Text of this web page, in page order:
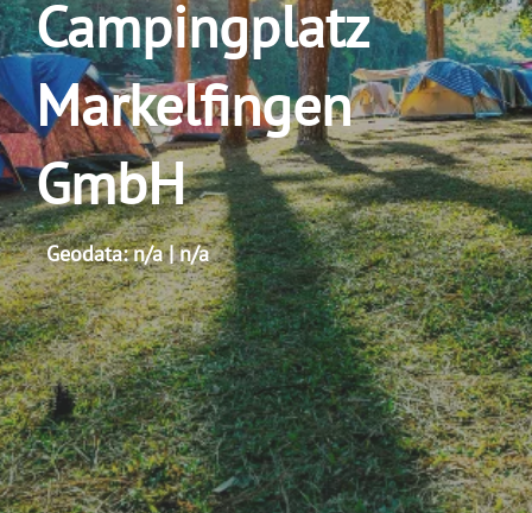
Campingplatz
Markelfingen
GmbH
Geodata: n/a | n/a